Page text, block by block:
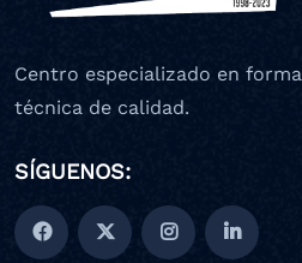
Centro especializado en
técnica de calidad.
SÍGUENOS: